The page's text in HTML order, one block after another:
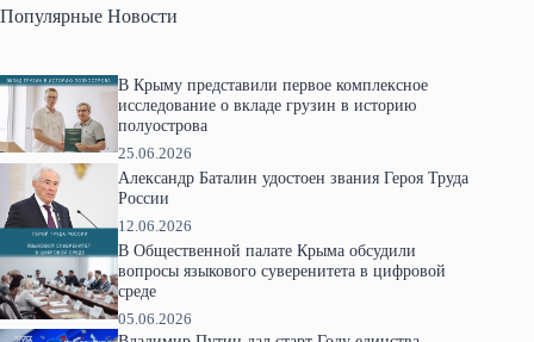
Популярные Новости
В Крыму представили первое комплексное
исследование о вкладе грузин в историю
полуострова
25.06.2026
Александр Баталин удостоен звания Героя Труда
России
12.06.2026
В Общественной палате Крыма обсудили
вопросы языкового суверенитета в цифровой
среде
05.06.2026